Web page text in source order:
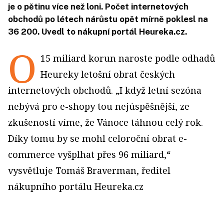
je o pětinu více než loni. Počet internetových
obchodů po létech nárůstu opět mírně poklesl na
36 200. Uvedl to nákupní portál Heureka.cz.
O 15 miliard korun naroste podle odhadů
Heureky letošní obrat českých
internetových obchodů. „I když letní sezóna
nebývá pro e-shopy tou nejúspěšnější, ze
zkušeností víme, že Vánoce táhnou celý rok.
Díky tomu by se mohl celoroční obrat e-
commerce vyšplhat přes 96 miliard,“
vysvětluje Tomáš Braverman, ředitel
nákupního portálu Heureka.cz